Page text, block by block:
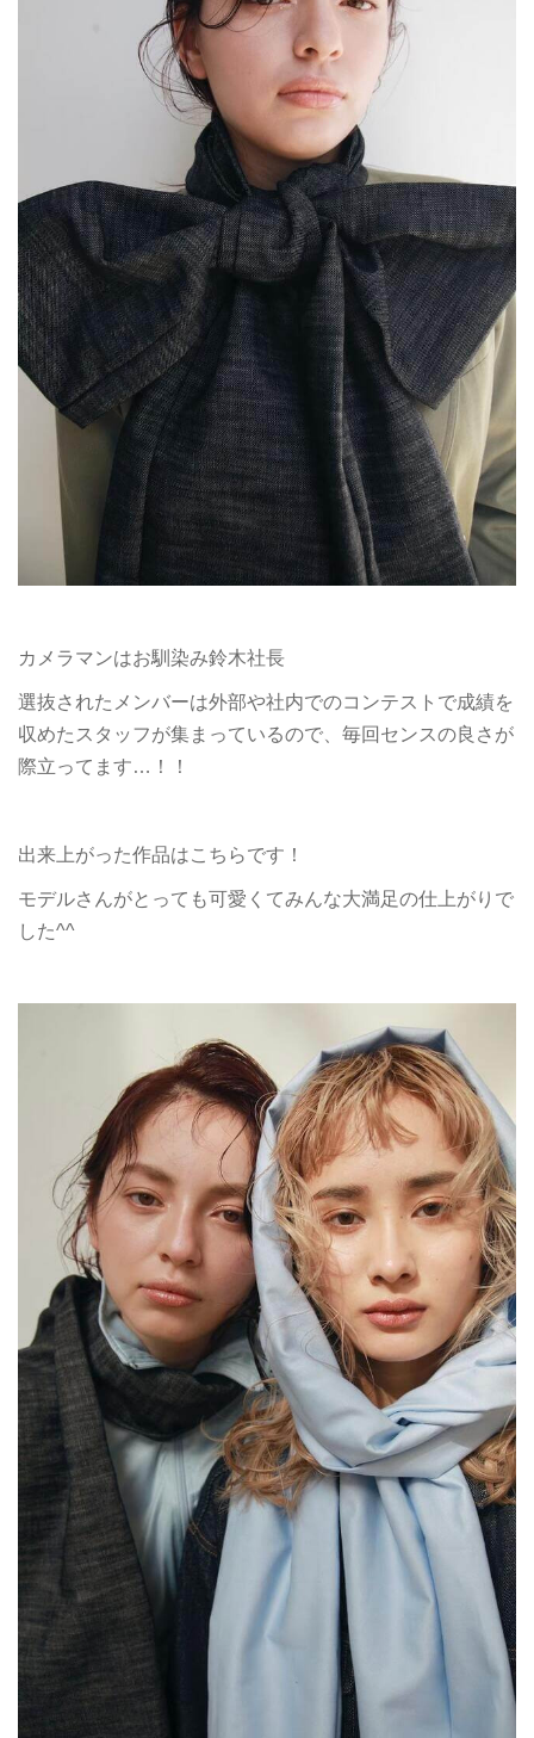
カメラマンはお馴染み鈴木社長
選抜されたメンバーは外部や社内でのコンテストで成績を
収めたスタッフが集まっているので、毎回センスの良さが
際立ってます…！！
出来上がった作品はこちらです！
モデルさんがとっても可愛くてみんな大満足の仕上がりで
した^^